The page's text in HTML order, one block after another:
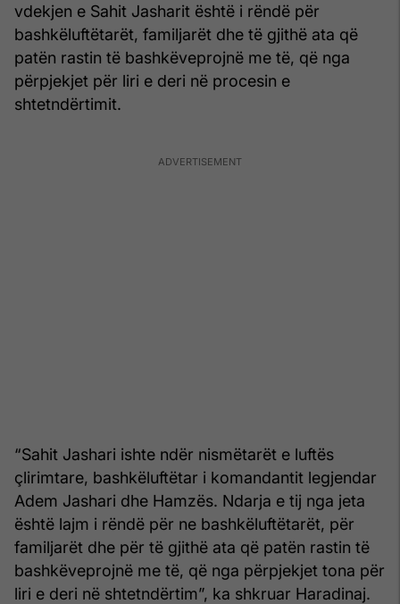
vdekjen e Sahit Jasharit është i rëndë për
bashkëluftëtarët, familjarët dhe të gjithë ata që
patën rastin të bashkëveprojnë me të, që nga
përpjekjet për liri e deri në procesin e
shtetndërtimit.
“Sahit Jashari ishte ndër nismëtarët e luftës
çlirimtare, bashkëluftëtar i komandantit legjendar
Adem Jashari dhe Hamzës. Ndarja e tij nga jeta
është lajm i rëndë për ne bashkëluftëtarët, për
familjarët dhe për të gjithë ata që patën rastin të
bashkëveprojnë me të, që nga përpjekjet tona për
liri e deri në shtetndërtim”, ka shkruar Haradinaj.